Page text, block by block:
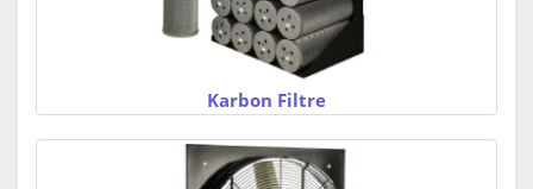
Karbon Filtre